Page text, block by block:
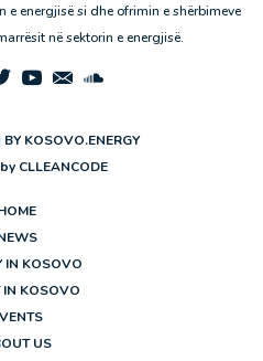
e energjisë si dhe ofrimin e shërbimeve
në sektorin e energjisë.
KOSOVO.ENERGY
CLLEANCODE
IN KOSOVO
IN KOSOVO
US